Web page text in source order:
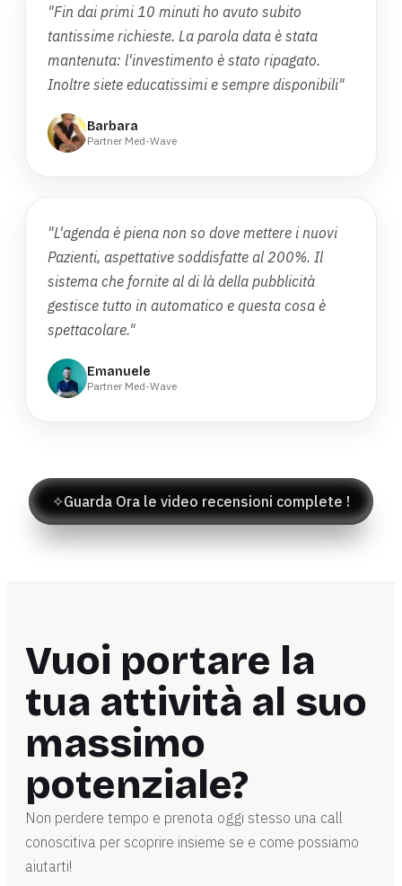
"Fin dai primi 10 minuti ho avuto subito
tantissime richieste. La parola data è stata
mantenuta: l'investimento è stato ripagato.
Inoltre siete educatissimi e sempre disponibili"
Barbara
Partner Med-Wave
"L'agenda è piena non so dove mettere i nuovi
Pazienti, aspettative soddisfatte al 200%. Il
sistema che fornite al di là della pubblicità
gestisce tutto in automatico e questa cosa è
spettacolare."
Emanuele
Partner Med-Wave
✧Guarda Ora le video recensioni complete !
Vuoi portare la
tua attività al suo
massimo
potenziale?
Non perdere tempo e prenota oggi stesso una call
conoscitiva per scoprire insieme se e come possiamo
aiutarti!